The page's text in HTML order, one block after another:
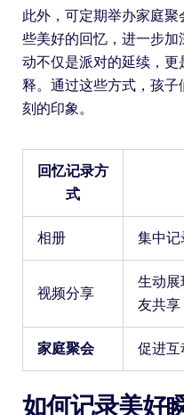
此外，可定期举办家庭
些美好的回忆，进一步
动不仅是派对的延续，
释。通过这些方式，孩
刻的印象。
回忆记录方
式
相册 集中记
视频分享
生动展
友共享
家庭聚会 促进互
如何记录美好